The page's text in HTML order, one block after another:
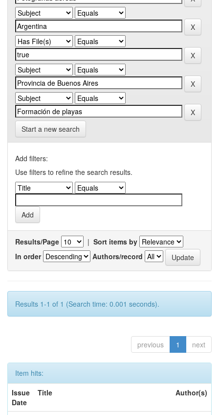
Start a new search
Add filters:
Use filters to refine the search results.
Results/Page | Sort items by
In order
Authors/record
Results 1-1 of 1 (Search time: 0.001 seconds).
previous 1 next
Item hits:
Issue
Date
Title Author(s)